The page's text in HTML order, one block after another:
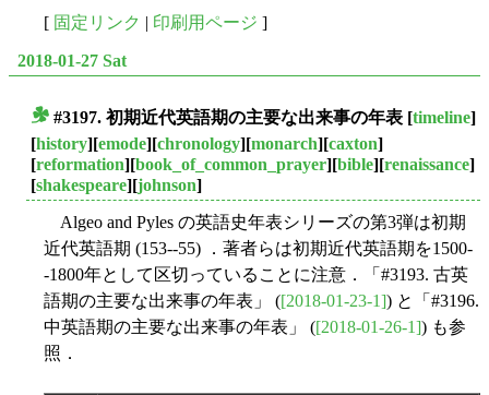
[ 固定リンク 印刷用ページ ]
2018-01-27 Sat
#3197. 初期近代英語期の主要な出来事の年表 [timeline]
[history][emode][chronology][monarch][caxton]
[reformation][book_of_common_prayer][bible][renaissance]
[shakespeare][johnson]
Algeo and Pyles の英語史年表シリーズの第3弾は初期
近代英語期 (153--55) ．著者らは初期近代英語期を1500-
-1800年として区切っていることに注意．「#3193. 古英
語期の主要な出来事の年表」 ([2018-01-23-1]) と「#3196.
中英語期の主要な出来事の年表」 ([2018-01-26-1]) も参
照．